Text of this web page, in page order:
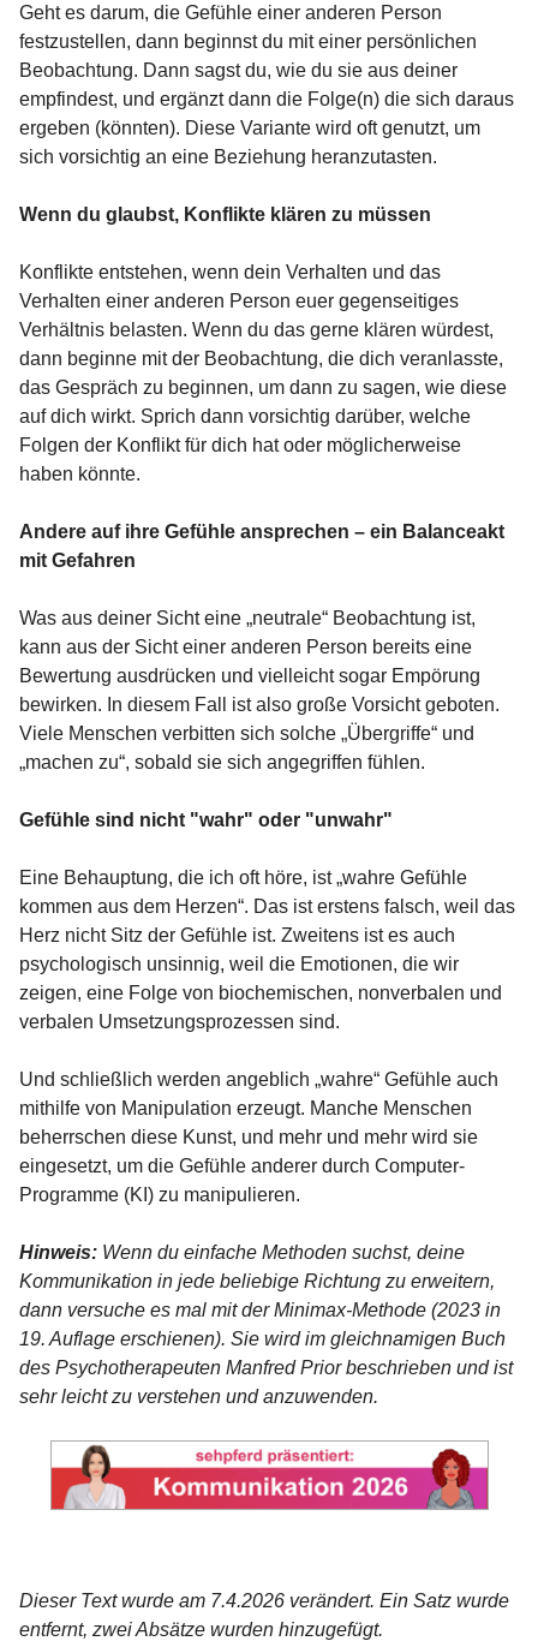
Geht es darum, die Gefühle einer anderen Person
festzustellen, dann beginnst du mit einer persönlichen
Beobachtung. Dann sagst du, wie du sie aus deiner
empfindest, und ergänzt dann die Folge(n) die sich daraus
ergeben (könnten). Diese Variante wird oft genutzt, um
sich vorsichtig an eine Beziehung heranzutasten.
Wenn du glaubst, Konflikte klären zu müssen
Konflikte entstehen, wenn dein Verhalten und das
Verhalten einer anderen Person euer gegenseitiges
Verhältnis belasten. Wenn du das gerne klären würdest,
dann beginne mit der Beobachtung, die dich veranlasste,
das Gespräch zu beginnen, um dann zu sagen, wie diese
auf dich wirkt. Sprich dann vorsichtig darüber, welche
Folgen der Konflikt für dich hat oder möglicherweise
haben könnte.
Andere auf ihre Gefühle ansprechen – ein Balanceakt
mit Gefahren
Was aus deiner Sicht eine „neutrale“ Beobachtung ist,
kann aus der Sicht einer anderen Person bereits eine
Bewertung ausdrücken und vielleicht sogar Empörung
bewirken. In diesem Fall ist also große Vorsicht geboten.
Viele Menschen verbitten sich solche „Übergriffe“ und
„machen zu“, sobald sie sich angegriffen fühlen.
Gefühle sind nicht "wahr" oder "unwahr"
Eine Behauptung, die ich oft höre, ist „wahre Gefühle
kommen aus dem Herzen“. Das ist erstens falsch, weil das
Herz nicht Sitz der Gefühle ist. Zweitens ist es auch
psychologisch unsinnig, weil die Emotionen, die wir
zeigen, eine Folge von biochemischen, nonverbalen und
verbalen Umsetzungsprozessen sind.
Und schließlich werden angeblich „wahre“ Gefühle auch
mithilfe von Manipulation erzeugt. Manche Menschen
beherrschen diese Kunst, und mehr und mehr wird sie
eingesetzt, um die Gefühle anderer durch Computer-
Programme (KI) zu manipulieren.
Hinweis: Wenn du einfache Methoden suchst, deine
Kommunikation in jede beliebige Richtung zu erweitern,
dann versuche es mal mit der Minimax-Methode (2023 in
19. Auflage erschienen). Sie wird im gleichnamigen Buch
des Psychotherapeuten Manfred Prior beschrieben und ist
sehr leicht zu verstehen und anzuwenden.
Dieser Text wurde am 7.4.2026 verändert. Ein Satz wurde
entfernt, zwei Absätze wurden hinzugefügt.